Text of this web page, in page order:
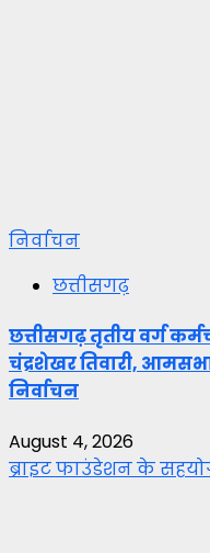
निर्वाचन
छत्तीसगढ़
छत्तीसगढ़ तृतीय वर्ग
चंद्रशेखर तिवारी,
निर्वाचन
August 4, 2026
ब्राइट फाउंडेशन के